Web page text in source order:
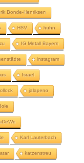
Bonde-Henriksen
HSV huhn
IG Metall Bayern
instagram
Israel
jalapeno
Karl Lauterbach
katzenstreu